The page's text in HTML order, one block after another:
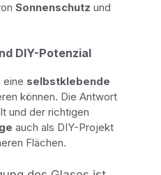
Sonnenschutz und
DIY-Potenzial
eine selbstklebende
können. Die Antwort
und der richtigen
auch als DIY-Projekt
Flächen.